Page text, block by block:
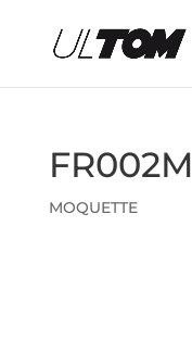
FR002M
MOQUETTE